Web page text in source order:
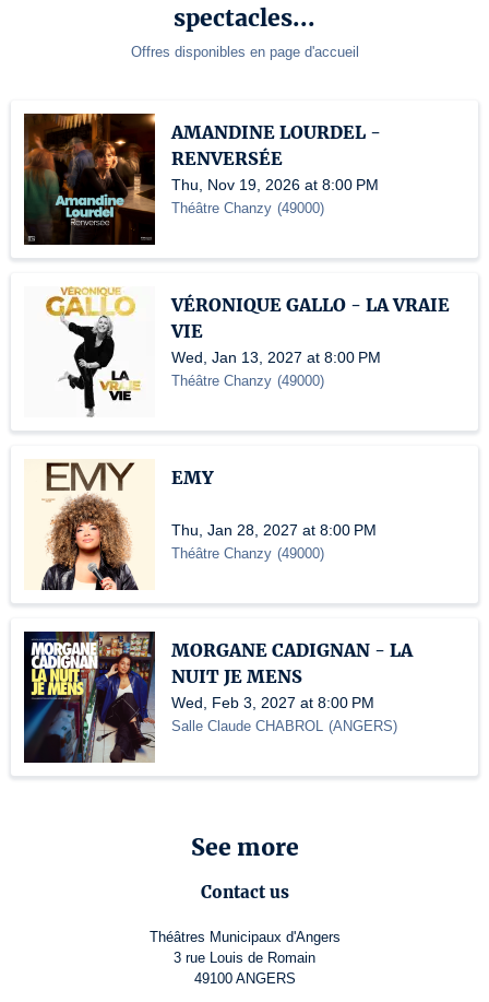
spectacles...
Offres disponibles en page d'accueil
AMANDINE LOURDEL -
RENVERSÉE
Thu, Nov 19, 2026 at 8:00 PM
Théâtre Chanzy (49000)
VÉRONIQUE GALLO - LA VRAIE
VIE
Wed, Jan 13, 2027 at 8:00 PM
Théâtre Chanzy (49000)
EMY
Thu, Jan 28, 2027 at 8:00 PM
Théâtre Chanzy (49000)
MORGANE CADIGNAN - LA
NUIT JE MENS
Wed, Feb 3, 2027 at 8:00 PM
Salle Claude CHABROL (ANGERS)
See more
Contact us
Théâtres Municipaux d'Angers
3 rue Louis de Romain
49100 ANGERS